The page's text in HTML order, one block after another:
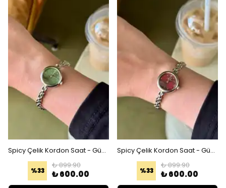
Spicy Çelik Kordon Saat - Gümüş Yeşil
%33
₺ 899.90
₺ 600.00
Spicy Çelik Kordon Saat - Gümüş Bordo
%33
₺ 899.90
₺ 600.00